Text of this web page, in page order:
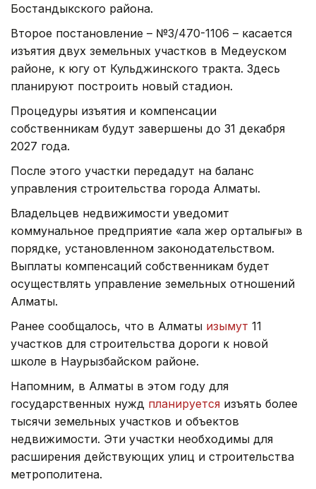
Бостандыкского района.
Второе постановление – №3/470-1106 – касается
изъятия двух земельных участков в Медеуском
районе, к югу от Кульджинского тракта. Здесь
планируют построить новый стадион.
Процедуры изъятия и компенсации
собственникам будут завершены до 31 декабря
2027 года.
После этого участки передадут на баланс
управления строительства города Алматы.
Владельцев недвижимости уведомит
коммунальное предприятие «Қала жер орталығы» в
порядке, установленном законодательством.
Выплаты компенсаций собственникам будет
осуществлять управление земельных отношений
Алматы.
Ранее сообщалось, что в Алматы изымут 11
участков для строительства дороги к новой
школе в Наурызбайском районе.
Напомним, в Алматы в этом году для
государственных нужд планируется изъять более
тысячи земельных участков и объектов
недвижимости. Эти участки необходимы для
расширения действующих улиц и строительства
метрополитена.